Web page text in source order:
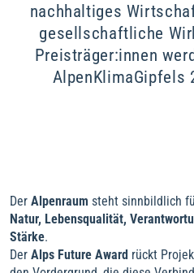
nachhaltiges
gesellschaftliche
Preisträger:innen
AlpenKlimaGipfels
Der Alpenraum steht sinnbildlich
Natur, Lebensqualität,
Stärke.
Der Alps Future Award rückt